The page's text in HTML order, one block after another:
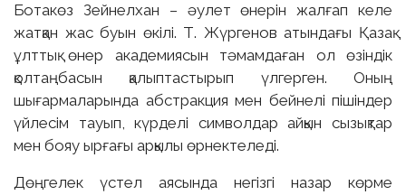
Ботакөз Зейнелхан – әулет өнерін жалғап келе
жатқан жас буын өкілі. Т. Жүргенов атындағы Қазақ
ұлттық өнер академиясын тәмамдаған ол өзіндік
қолтаңбасын қалыптастырып үлгерген. Оның
шығармаларында абстракция мен бейнелі пішіндер
үйлесім тауып, күрделі символдар айқын сызықтар
мен бояу ырғағы арқылы өрнектеледі.
Дөңгелек үстел аясында негізгі назар көрме